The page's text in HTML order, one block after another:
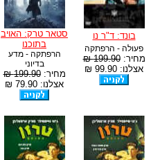
בונד: ד"ר נו
פעולה - הרפתקה
מחיר:199.90 ₪
אצלנו: 99.90 ₪
סטאר טרק: האויב
בתוכנו
הרפתקה - מדע
בדיוני
מחיר:199.90 ₪
אצלנו: 79.90 ₪